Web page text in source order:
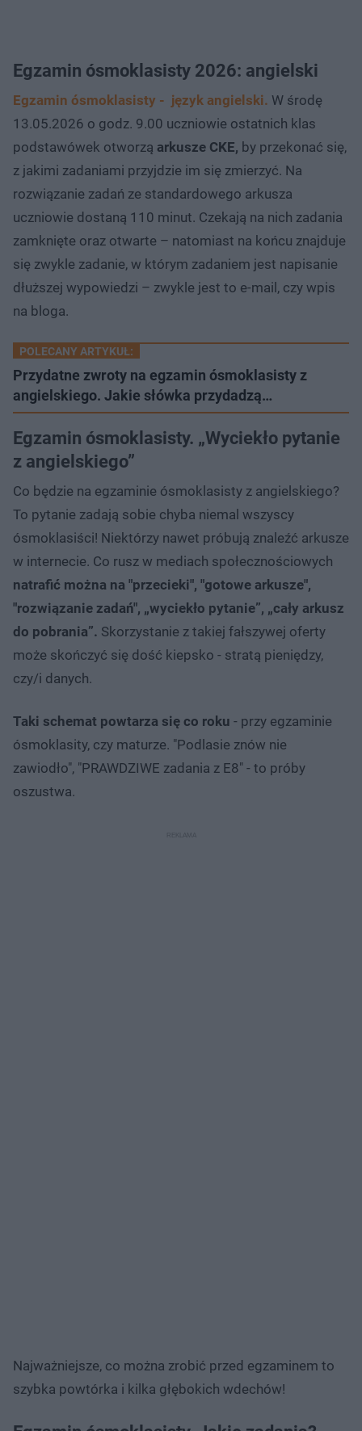
Egzamin ósmoklasisty 2026: angielski
Egzamin ósmoklasisty - język angielski. W środę
13.05.2026 o godz. 9.00 uczniowie ostatnich klas
podstawówek otworzą arkusze CKE, by przekonać się,
z jakimi zadaniami przyjdzie im się zmierzyć. Na
rozwiązanie zadań ze standardowego arkusza
uczniowie dostaną 110 minut. Czekają na nich zadania
zamknięte oraz otwarte – natomiast na końcu znajduje
się zwykle zadanie, w którym zadaniem jest napisanie
dłuższej wypowiedzi – zwykle jest to e-mail, czy wpis
na bloga.
POLECANY ARTYKUŁ:
Przydatne zwroty na egzamin ósmoklasisty z
angielskiego. Jakie słówka przydadzą…
Egzamin ósmoklasisty. „Wyciekło pytanie
z angielskiego”
Co będzie na egzaminie ósmoklasisty z angielskiego?
To pytanie zadają sobie chyba niemal wszyscy
ósmoklasiści! Niektórzy nawet próbują znaleźć arkusze
w internecie. Co rusz w mediach społecznościowych
natrafić można na "przecieki", "gotowe arkusze",
"rozwiązanie zadań", „wyciekło pytanie”, „cały arkusz
do pobrania”. Skorzystanie z takiej fałszywej oferty
może skończyć się dość kiepsko - stratą pieniędzy,
czy/i danych.
Taki schemat powtarza się co roku - przy egzaminie
ósmoklasity, czy maturze. "Podlasie znów nie
zawiodło", "PRAWDZIWE zadania z E8" - to próby
oszustwa.
Najważniejsze, co można zrobić przed egzaminem to
szybka powtórka i kilka głębokich wdechów!